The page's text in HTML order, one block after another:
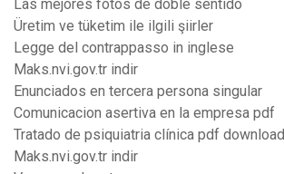
Las mejores fotos de doble sentido
Üretim ve tüketim ile ilgili şiirler
Legge del contrappasso in inglese
Maks.nvi.gov.tr indir
Enunciados en tercera persona singular
Comunicacion asertiva en la empresa pdf
Tratado de psiquiatria clínica pdf download
Maks.nvi.gov.tr indir